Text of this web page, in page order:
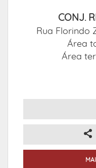
CONJ.
Rua Florindo
Área
Área